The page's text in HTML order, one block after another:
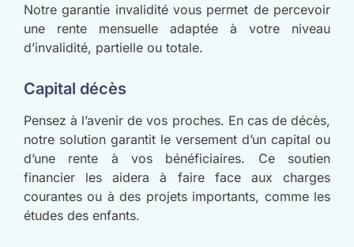
Notre garantie invalidité vous permet de percevoir
une rente mensuelle adaptée à votre niveau
d’invalidité, partielle ou totale.
Capital décès
Pensez à l’avenir de vos proches. En cas de décès,
notre solution garantit le versement d’un capital ou
d’une rente à vos bénéficiaires. Ce soutien
financier les aidera à faire face aux charges
courantes ou à des projets importants, comme les
études des enfants.